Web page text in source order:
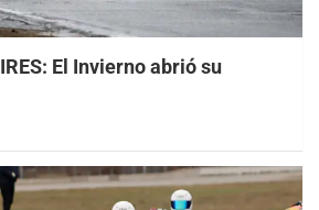
El Invierno abrió su